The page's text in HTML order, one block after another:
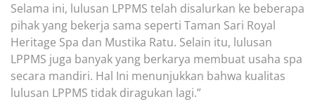
Selama ini, lulusan LPPMS telah disalurkan ke beberapa
pihak yang bekerja sama seperti Taman Sari Royal
Heritage Spa dan Mustika Ratu. Selain itu, lulusan
LPPMS juga banyak yang berkarya membuat usaha spa
secara mandiri. Hal Ini menunjukkan bahwa kualitas
lulusan LPPMS tidak diragukan lagi.”